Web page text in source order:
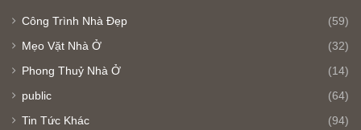
Danh mục
Công Trình Nhà Đẹp (59)
Mẹo Vặt Nhà Ở (32)